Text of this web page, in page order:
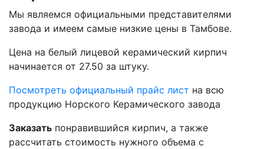
Мы являемся официальными представителями
завода и имеем самые низкие цены в Тамбове.
Цена на белый лицевой керамический кирпич
начинается от 27.50 за штуку.
Посмотреть официальный прайс лист на всю
продукцию Норского Керамического завода
Заказать понравившийся кирпич, а также
рассчитать стоимость нужного объема с